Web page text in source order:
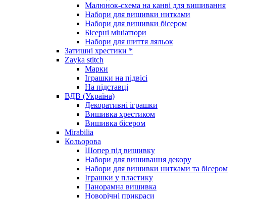
Малюнок-схема на канві для вишивання
Набори для вишивки нитками
Набори для вишивки бісером
Бісерні мініатюри
Набори для шиття ляльок
Затишні хрестики *
Zayka stitch
Марки
Іграшки на підвісі
На підставці
ВДВ (Україна)
Декоративні іграшки
Вишивка хрестиком
Вишивка бісером
Mirabilia
Кольорова
Шопер під вишивку
Набори для вишивання декору
Набори для вишивки нитками та бісером
Іграшки у пластику
Панорамна вишивка
Новорічні прикраси